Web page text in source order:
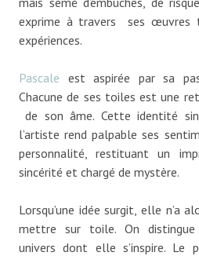
exprime à travers ses œuvres
expériences.
Pascale est aspirée par sa
Chacune de ses toiles est une
de son âme. Cette identité
l’artiste rend palpable ses
personnalité, restituant un
sincérité et chargé de mystère.
Lorsqu’une idée surgit, elle n’a
mettre sur toile. On
univers dont elle s’inspire. Le